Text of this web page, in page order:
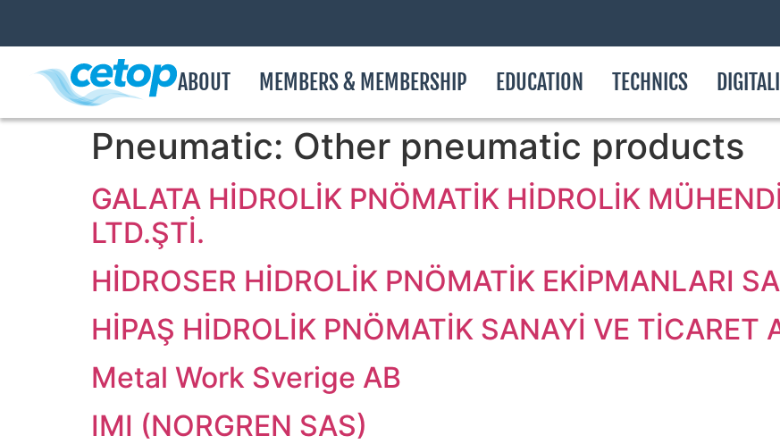
ABOUT MEMBERS & MEMBERSHIP EDUCATION TECHNICS
Pneumatic: Other pneumatic products
GALATA HİDROLİK PNÖMATİK HİDROLİK
LTD.ŞTİ.
HİDROSER HİDROLİK PNÖMATİK EKİPMANLARI
HİPAŞ HİDROLİK PNÖMATİK SANAYİ VE TİCARET
Metal Work Sverige AB
IMI (NORGREN SAS)